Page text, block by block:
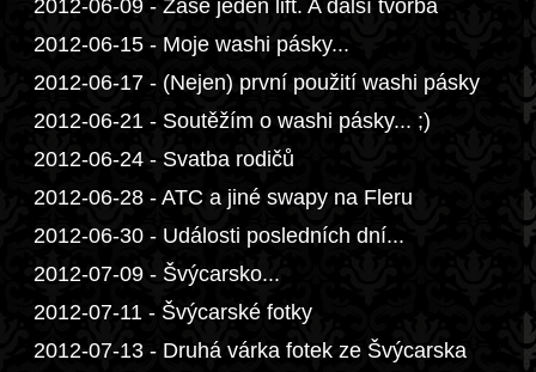
2012-06-09 - Zase jeden lift. A další tvorba
2012-06-15 - Moje washi pásky...
2012-06-17 - (Nejen) první použití washi pásky
2012-06-21 - Soutěžím o washi pásky... ;)
2012-06-24 - Svatba rodičů
2012-06-28 - ATC a jiné swapy na Fleru
2012-06-30 - Události posledních dní...
2012-07-09 - Švýcarsko...
2012-07-11 - Švýcarské fotky
2012-07-13 - Druhá várka fotek ze Švýcarska